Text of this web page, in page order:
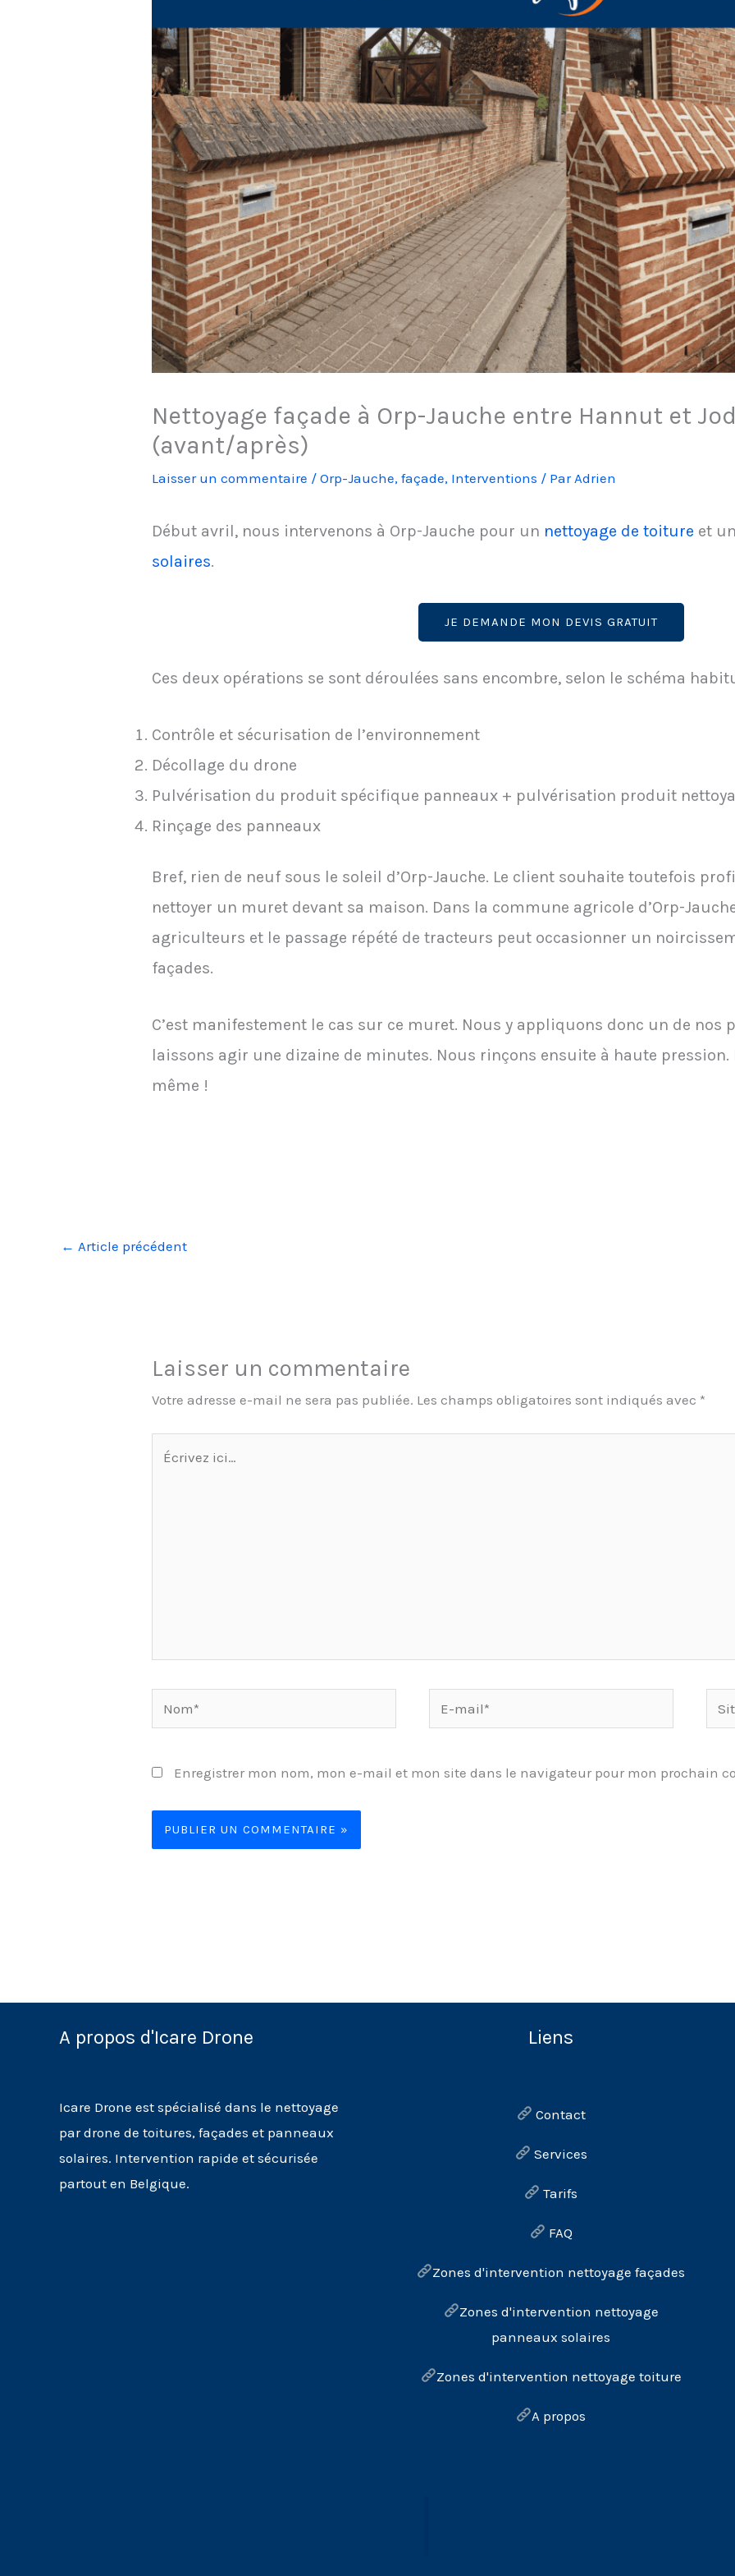
Nettoyage façade à Orp-Jauche entre Hannut et
(avant/après)
Laisser un commentaire /Orp-Jauche,façade, Interventions / ParAdrien
Début avril, nous intervenons à Orp-Jauche pour un nettoyage de toiture et un
solaires.
JE DEMANDE MON DEVIS GRATUIT
Ces deux opérations se sont déroulées sans encombre, selon le schéma
Contrôle et sécurisation de l’environnement
Décollage du drone
Pulvérisation du produit spécifique panneaux + pulvérisation produit
Rinçage des panneaux
Bref, rien de neuf sous le soleil d’Orp-Jauche. Le client souhaite toutefois
nettoyer un muret devant sa maison. Dans la commune agricole d’Orp-
agriculteurs et le passage répété de tracteurs peut occasionner un
façades.
C’est manifestement le cas sur ce muret. Nous y appliquons donc un de
laissons agir une dizaine de minutes. Nous rinçons ensuite à haute
même !
← Article précédent
Laisser un commentaire
Votre adresse e-mail ne sera pas publiée. Les champs obligatoires sont indiqués avec *
mail*
Site
Enregistrer mon nom, mon e-mail et mon site dans le navigateur pour mon prochain
A propos d'Icare Drone
Icare Drone est spécialisé dans le nettoyage
par drone de toitures, façades et panneaux
solaires. Intervention rapide et sécurisée
partout en Belgique.
Liens
Contact
Services
Tarifs
FAQ
Zones d'intervention nettoyage façades
Zones d'intervention nettoyage
panneaux solaires
Zones d'intervention nettoyage toiture
A propos